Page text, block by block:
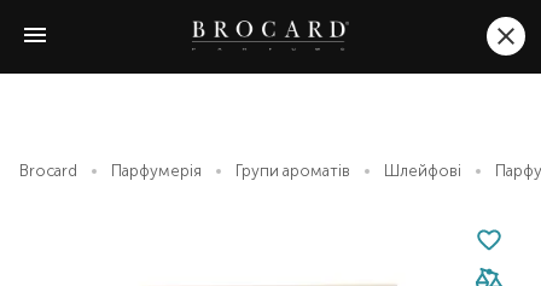
Brocard Парфумерія Групи ароматів Шлейфові